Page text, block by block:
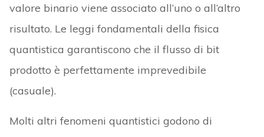
valore binario viene associato all’uno o all’altro
risultato. Le leggi fondamentali della fisica
quantistica garantiscono che il flusso di bit
prodotto è perfettamente imprevedibile
(casuale).
Molti altri fenomeni quantistici godono di